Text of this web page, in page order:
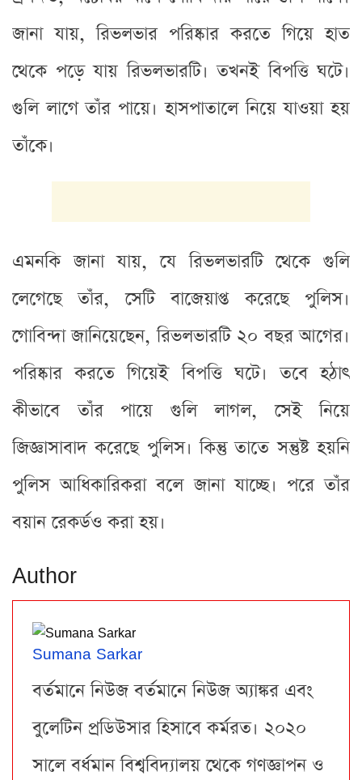
জানা যায়, রিভলভার পরিষ্কার করতে গিয়ে হাত
থেকে পড়ে যায় রিভলভারটি। তখনই বিপত্তি ঘটে।
গুলি লাগে তাঁর পায়ে। হাসপাতালে নিয়ে যাওয়া হয়
তাঁকে।
এমনকি জানা যায়, যে রিভলভারটি থেকে গুলি
লেগেছে তাঁর, সেটি বাজেয়াপ্ত করেছে পুলিস।
গোবিন্দা জানিয়েছেন, রিভলভারটি ২০ বছর আগের।
পরিষ্কার করতে গিয়েই বিপত্তি ঘটে। তবে হঠাৎ
কীভাবে তাঁর পায়ে গুলি লাগল, সেই নিয়ে
জি়জ্ঞাসাবাদ করেছে পুলিস। কিন্তু তাতে সন্তুষ্ট হয়নি
পুলিস আধিকারিকরা বলে জানা যাচ্ছে। পরে তাঁর
বয়ান রেকর্ডও করা হয়।
Author
Sumana Sarkar
বর্তমানে নিউজ বর্তমানে নিউজ অ্যাঙ্কর এবং
বুলেটিন প্রডিউসার হিসাবে কর্মরত। ২০২০
সালে বর্ধমান বিশ্ববিদ্যালয় থেকে গণজ্ঞাপন ও